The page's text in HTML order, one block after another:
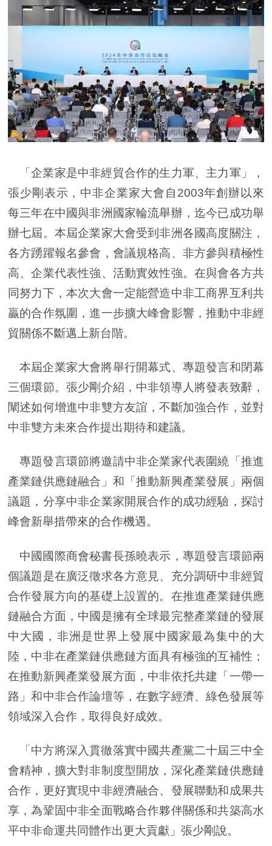
「企業家是中非經貿合作的生力軍、主力軍」，
張少剛表示，中非企業家大會自2003年創辦以來
每三年在中國與非洲國家輪流舉辦，迄今已成功舉
辦七屆。本屆企業家大會受到非洲各國高度關注，
各方踴躍報名參會，會議規格高、非方參與積極性
高、企業代表性強、活動實效性強。在與會各方共
同努力下，本次大會一定能營造中非工商界互利共
贏的合作氛圍，進一步擴大峰會影響，推動中非經
貿關係不斷邁上新台階。
本屆企業家大會將舉行開幕式、專題發言和閉幕
三個環節。張少剛介紹，中非領導人將發表致辭，
闡述如何增進中非雙方友誼，不斷加強合作，並對
中非雙方未來合作提出期待和建議。
專題發言環節將邀請中非企業家代表圍繞「推進
產業鏈供應鏈融合」和「推動新興產業發展」兩個
議題，分享中非企業家開展合作的成功經驗，探討
峰會新舉措帶來的合作機遇。
中國國際商會秘書長孫曉表示，專題發言環節兩
個議題是在廣泛徵求各方意見、充分調研中非經貿
合作發展方向的基礎上設置的。在推進產業鏈供應
鏈融合方面，中國是擁有全球最完整產業鏈的發展
中大國，非洲是世界上發展中國家最為集中的大
陸，中非在產業鏈供應鏈方面具有極強的互補性；
在推動新興產業發展方面，中非依托共建「一帶一
路」和中非合作論壇等，在數字經濟、綠色發展等
領域深入合作，取得良好成效。
「中方將深入貫徹落實中國共產黨二十屆三中全
會精神，擴大對非制度型開放，深化產業鏈供應鏈
合作，更好實現中非經濟融合、發展聯動和成果共
享，為鞏固中非全面戰略合作夥伴關係和共築高水
平中非命運共同體作出更大貢獻」張少剛說。